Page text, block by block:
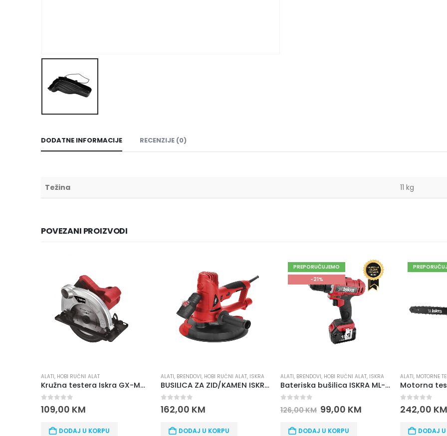
DODATNE INFORMACIJE RECENZIJE (0)
Težina 11 kg
POVEZANI PROIZVODI
ALATI, HOBI RUČNI ALAT
Kružna testera Iskra GX-MC010B-2
0out of 5
109,00 KM
DODAJ U KORPU
ALATI, BRENDOVI, HOBI RUČNI ALAT, ISKRA
BUSILICA ZA ZID/KAMEN ISKRA DS710-180
0out of 5
162,00 KM
DODAJ U KORPU
PREPORUČUJEMO
-21%
ALATI, BRENDOVI, HOBI RUČNI ALAT, ISKRA
Bateriska bušilica ISKRA ML-CD92-180
out of 5
126,00KM 99,00 KM
DODAJ U KORPU
ALATI, MOTORNE
0 out of 5
242,00 KM
DODAJ U